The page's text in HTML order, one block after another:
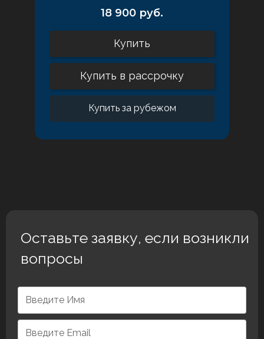
18 900 руб.
Купить
Купить в рассрочку
Купить за рубежом
Оставьте заявку, если возникли
вопросы